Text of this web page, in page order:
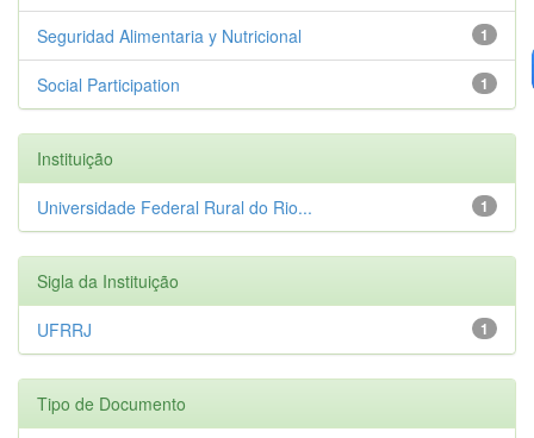
1
Seguridad Alimentaria y Nutricional
1
Social Participation
Instituição
1
Universidade Federal Rural do Rio...
Sigla da Instituição
1
UFRRJ
Tipo de Documento